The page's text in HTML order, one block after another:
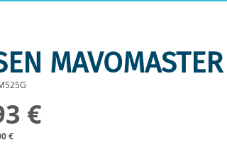
MAVOMASTER
€
€